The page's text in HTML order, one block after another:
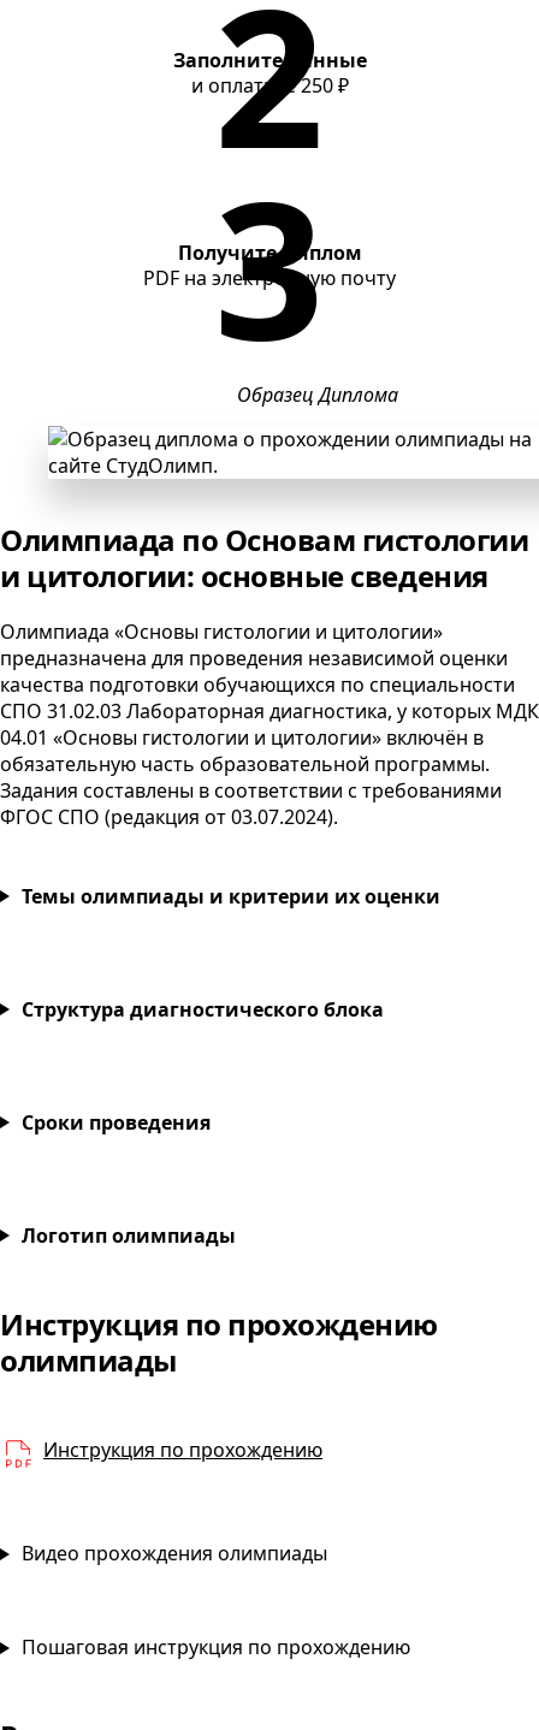
Заполните данные
и оплатите250 ₽
Получите диплом
PDF на электронную почту
Образец Диплома
Олимпиада по Основам гистологии
и цитологии: основные сведения
Олимпиада «Основы гистологии и цитологии»
предназначена для проведения независимой оценки
качества подготовки обучающихся по специальности
СПО 31.02.03 Лабораторная диагностика, у которых МДК
04.01 «Основы гистологии и цитологии» включён в
обязательную часть образовательной программы.
Задания составлены в соответствии с требованиями
ФГОС СПО (редакция от03.07.2024).
Темы олимпиады и критерии их оценки
Структура диагностического блока
Сроки проведения
Логотип олимпиады
Основы гистологии и цитологии
Инструкция по прохождению
олимпиадыОсновы гистологии и
Инструкция по прохождению
PDF
Видео прохождения олимпиады
Пошаговая инструкция по прохождению